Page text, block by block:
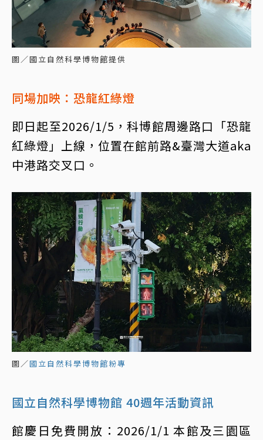
圖／國立自然科學博物館提供
同場加映：恐龍紅綠燈
即日起至2026/1/5，科博館周邊路口「恐龍
紅綠燈」上線，位置在館前路&臺灣大道aka
中港路交叉口。
圖／國立自然科學博物館粉專
國立自然科學博物館 40週年活動資訊
館慶日免費開放：2026/1/1 本館及三園區